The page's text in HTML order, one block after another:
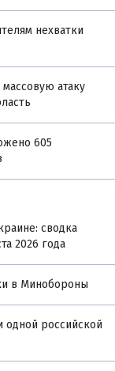
нехватки
атаку
605
сводка
2026 года
в Минобороны
одной российской